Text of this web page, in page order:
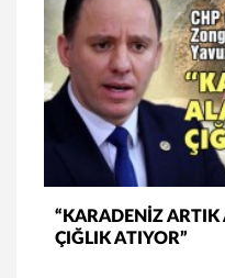
“KARADENİZ
ÇIĞLIK ATIYOR”